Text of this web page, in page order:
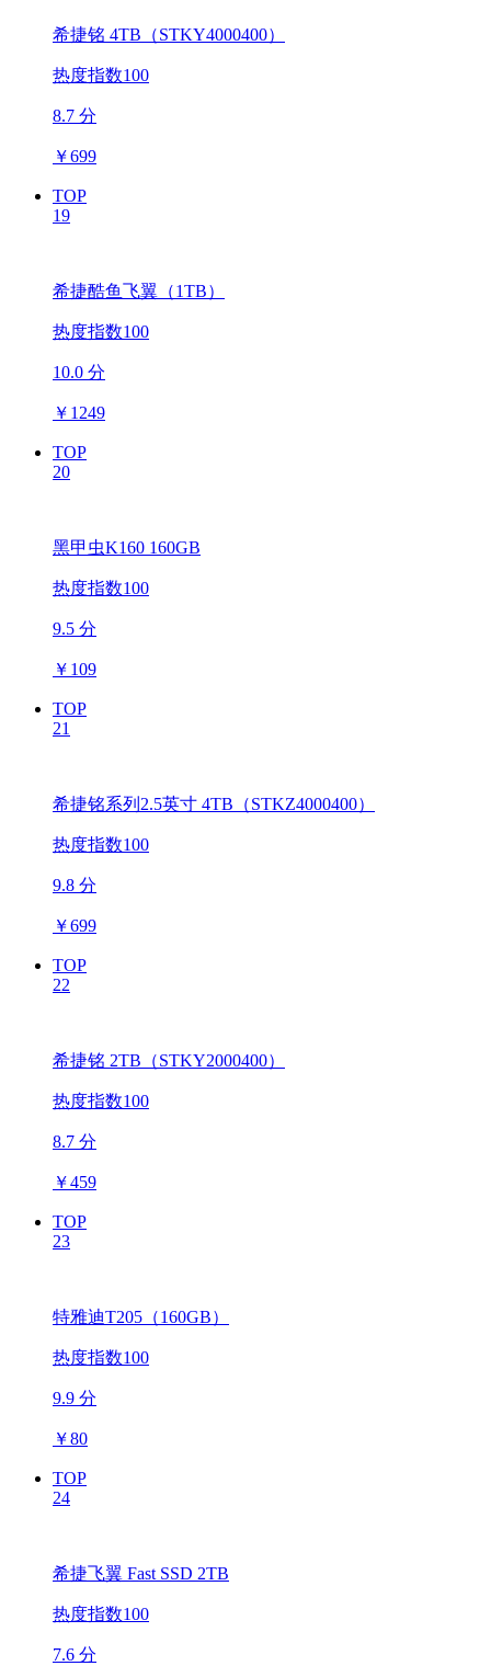
希捷铭 4TB（STKY4000400）
热度指数100
8.7 分
￥699
TOP
19
希捷酷鱼飞翼（1TB）
热度指数100
10.0 分
￥ 1249
TOP
20
黑甲虫K160 160GB
热度指数100
9.5 分
￥ 109
TOP
21
希捷铭系列2.5英寸 4TB（STKZ4000400）
热度指数100
9.8 分
￥699
TOP
22
希捷铭 2TB（STKY2000400）
热度指数100
8.7 分
￥459
TOP
23
特雅迪T205（160GB）
热度指数100
9.9 分
￥80
TOP
24
希捷飞翼 Fast SSD 2TB
热度指数100
7.6 分